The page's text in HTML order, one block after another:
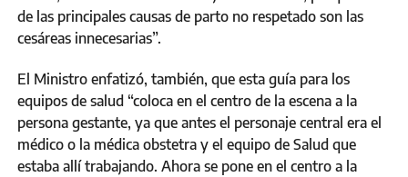
de las principales causas de parto no respetado son las
cesáreas innecesarias”.
El Ministro enfatizó, también, que esta guía para los
equipos de salud “coloca en el centro de la escena a la
persona gestante, ya que antes el personaje central era el
médico o la médica obstetra y el equipo de Salud que
estaba allí trabajando. Ahora se pone en el centro a la